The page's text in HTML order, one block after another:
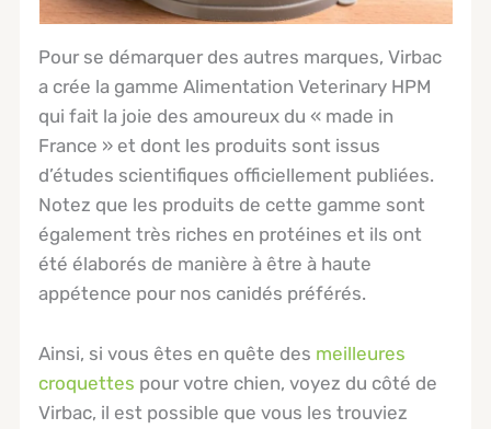
Pour se démarquer des autres marques, Virbac
a crée la gamme Alimentation Veterinary HPM
qui fait la joie des amoureux du « made in
France » et dont les produits sont issus
d’études scientifiques officiellement publiées.
Notez que les produits de cette gamme sont
également très riches en protéines et ils ont
été élaborés de manière à être à haute
appétence pour nos canidés préférés.
Ainsi, si vous êtes en quête des meilleures
croquettes pour votre chien, voyez du côté de
Virbac, il est possible que vous les trouviez